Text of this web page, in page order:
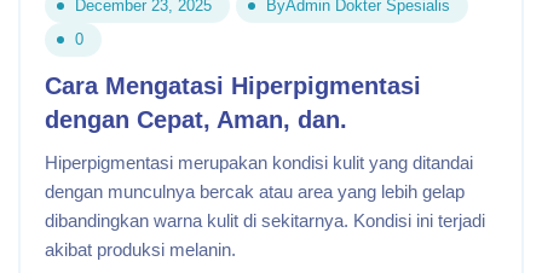
December 23, 2025 ByAdmin Dokter Spesialis
0
Cara Mengatasi Hiperpigmentasi
dengan Cepat, Aman, dan.
Hiperpigmentasi merupakan kondisi kulit yang ditandai
dengan munculnya bercak atau area yang lebih gelap
dibandingkan warna kulit di sekitarnya. Kondisi ini terjadi
akibat produksi melanin.